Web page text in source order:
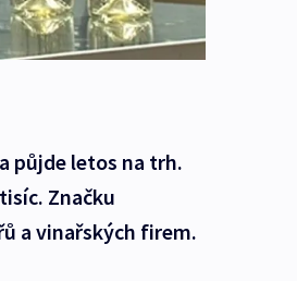
půjde letos na trh.
Značku
a vinařských firem.